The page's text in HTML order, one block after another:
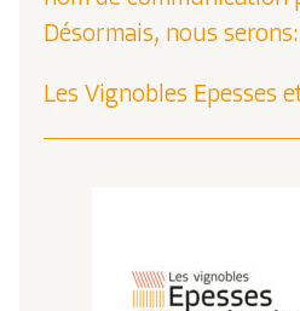
Désormais, nous serons:
Les Vignobles Epesses